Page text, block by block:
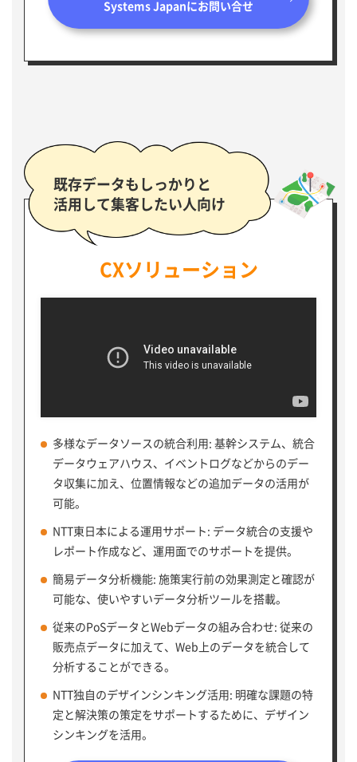
Systems Japanにお問い合せ
既存データもしっかりと
活用して集客したい人向け
CXソリューション
多様なデータソースの統合利用: 基幹システム、統合
データウェアハウス、イベントログなどからのデー
タ収集に加え、位置情報などの追加データの活用が
可能。
NTT東日本による運用サポート: データ統合の支援や
レポート作成など、運用面でのサポートを提供。
簡易データ分析機能: 施策実行前の効果測定と確認が
可能な、使いやすいデータ分析ツールを搭載。
従来のPoSデータとWebデータの組み合わせ: 従来の
販売点データに加えて、Web上のデータを統合して
分析することができる。
NTT独自のデザインシンキング活用: 明確な課題の特
定と解決策の策定をサポートするために、デザイン
シンキングを活用。